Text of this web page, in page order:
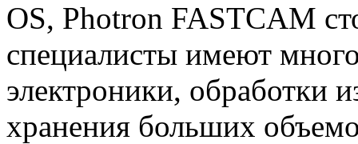
OS, Photron FASTCAM
специалисты имеют
электроники, обработки
хранения больших